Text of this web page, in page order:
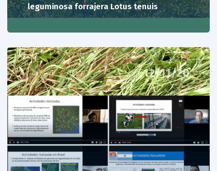
leguminosa forrajera Lotus tenuis
12/11/20